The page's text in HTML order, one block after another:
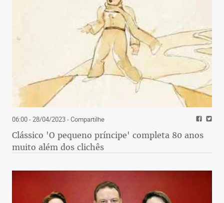
06:00 - 28/04/2023- Compartilhe
Clássico 'O pequeno príncipe' completa 80 anos
muito além dos clichês